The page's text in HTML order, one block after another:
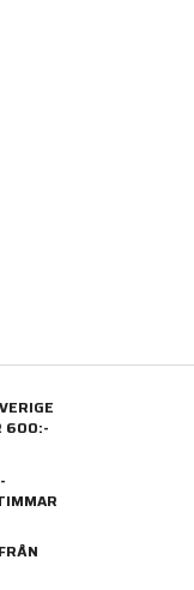
600:-